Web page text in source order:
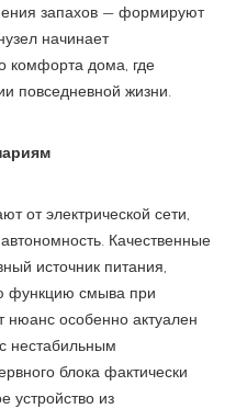
запахов — формируют
начинает
комфорта дома, где
повседневной жизни.
от электрической сети,
Качественные
источник питания,
функцию смыва при
нюанс особенно актуален
нестабильным
блока фактически
устройство из